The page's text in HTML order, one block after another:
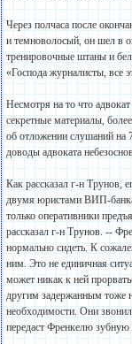
Через полчаса после
и темноволосый, он шел в
тренировочные штаны и
«Господа журналисты, все
Несмотря на то что
секретные материалы,
об отложении слушаний на
доводы адвоката
Как рассказал г-н Трунов,
двумя юристами ВИП-банка
только оперативники
рассказал г-н Трунов. --
нормально сидеть. К
ним. Это не единичная
может никак к ней
другим задержанным тоже
необходимости. Они
передаст Френкелю зубную